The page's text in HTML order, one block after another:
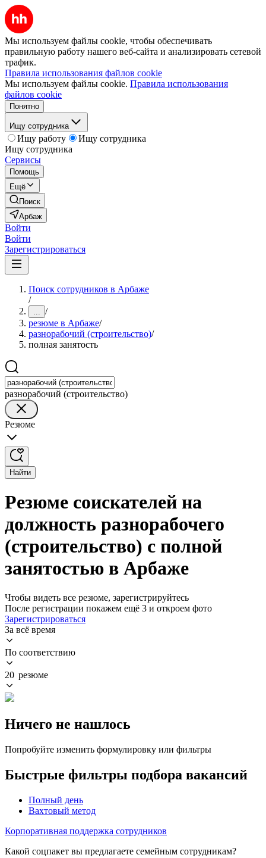
Мы используем файлы cookie, чтобы обеспечивать
правильную работу нашего веб-сайта и анализировать сетевой
трафик.
Правила использования файлов cookie
Мы используем файлы cookie. Правила использования
файлов cookie
Понятно
Ищу сотрудника
Ищу работу
Ищу сотрудника
Ищу сотрудника
Сервисы
Помощь
Ещё
Поиск
Арбаж
Войти
Войти
Зарегистрироваться
Поиск сотрудников в Арбаже
/
... /
резюме в Арбаже/
разнорабочий (строительство)/
полная занятость
разнорабочий (строительство)
Резюме
Найти
Резюме соискателей на
должность разнорабочего
(строительство) с полной
занятостью в Арбаже
Чтобы видеть все резюме, зарегистрируйтесь
После регистрации покажем ещё 3 и откроем фото
Зарегистрироваться
За всё время
По соответствию
20 резюме
Ничего не нашлось
Попробуйте изменить формулировку или фильтры
Быстрые фильтры подбора вакансий
Полный день
Вахтовый метод
Корпоративная поддержка сотрудников
Какой соцпакет вы предлагаете семейным сотрудникам?